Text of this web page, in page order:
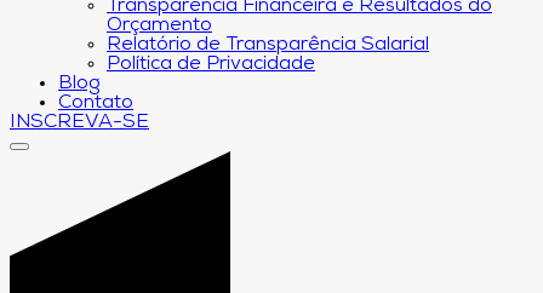
Transparência Financeira e Resultados do
Orçamento
Relatório de Transparência Salarial
Política de Privacidade
Blog
Contato
INSCREVA-SE